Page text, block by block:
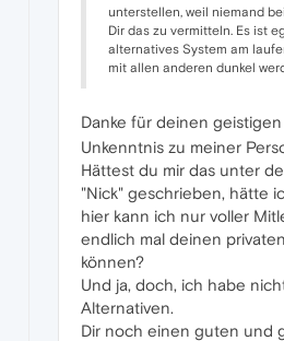
unterstellen, weil niemand
Dir das zu vermitteln. Es ist
alternatives System am
mit allen anderen dunkel
Danke für deinen geistigen
Unkenntnis zu meiner
Hättest du mir das unter
"Nick" geschrieben, hätte
hier kann ich nur voller
endlich mal deinen
können?
Und ja, doch, ich habe
Alternativen.
Dir noch einen guten und